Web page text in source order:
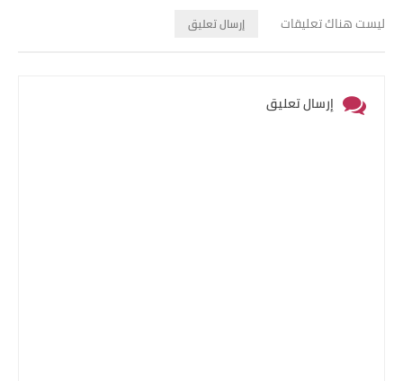
ليست هناك تعليقات إرسال تعليق
إرسال تعليق